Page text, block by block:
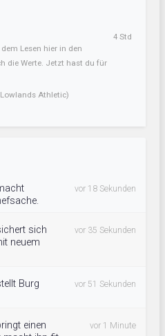
Lesen hier in den
die Werte. Jetzt hast du für
Lowlands Athletic)
4 Std
vor 18 Sekunden
sich
neuem
vor 35 Sekunden
Burg
vor 51 Sekunden
einen
vor 1 Minute